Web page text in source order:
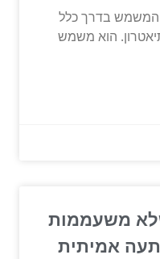
המשמש בדרך כלל
הוא משמש
משעממות
אמיתית